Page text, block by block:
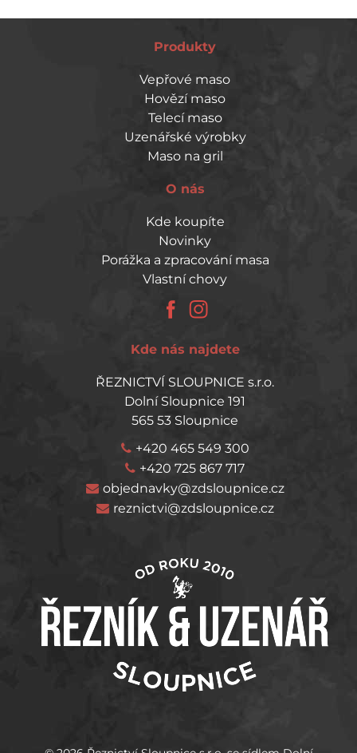
Produkty
Vepřové maso
Hovězí maso
Telecí maso
Uzenářské výrobky
Maso na gril
O nás
Kde koupíte
Novinky
Porážka a zpracování masa
Vlastní chovy
Kde nás najdete
ŘEZNICTVÍ SLOUPNICE s.r.o.
Dolní Sloupnice 191
565 53 Sloupnice
+420 465 549 300
+420 725 867 717
objednavky@zdsloupnice.cz
reznictvi@zdsloupnice.cz